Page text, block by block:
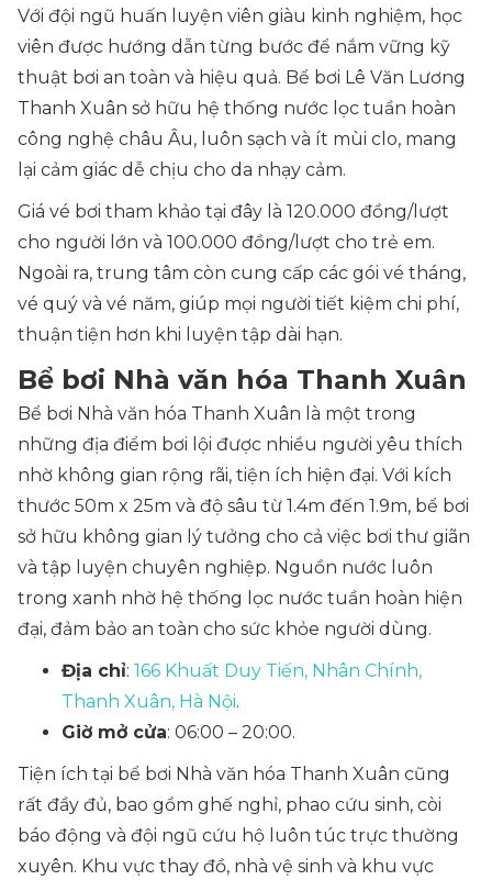
Với đội ngũ huấn luyện viên giàu kinh nghiệm, học
viên được hướng dẫn từng bước để nắm vững kỹ
thuật bơi an toàn và hiệu quả. Bể bơi Lê Văn Lương
Thanh Xuân sở hữu hệ thống nước lọc tuần hoàn
công nghệ châu Âu, luôn sạch và ít mùi clo, mang
lại cảm giác dễ chịu cho da nhạy cảm.
Giá vé bơi tham khảo tại đây là 120.000 đồng/lượt
cho người lớn và 100.000 đồng/lượt cho trẻ em.
Ngoài ra, trung tâm còn cung cấp các gói vé tháng,
vé quý và vé năm, giúp mọi người tiết kiệm chi phí,
thuận tiện hơn khi luyện tập dài hạn.
Bể bơi Nhà văn hóa Thanh Xuân
Bể bơi Nhà văn hóa Thanh Xuân là một trong
những địa điểm bơi lội được nhiều người yêu thích
nhờ không gian rộng rãi, tiện ích hiện đại. Với kích
thước 50m x 25m và độ sâu từ 1.4m đến 1.9m, bể bơi
sở hữu không gian lý tưởng cho cả việc bơi thư giãn
và tập luyện chuyên nghiệp. Nguồn nước luôn
trong xanh nhờ hệ thống lọc nước tuần hoàn hiện
đại, đảm bảo an toàn cho sức khỏe người dùng.
Địa chỉ: 166 Khuất Duy Tiến, Nhân Chính,
Thanh Xuân, Hà Nội.
Giờ mở cửa: 06:00 – 20:00.
Tiện ích tại bể bơi Nhà văn hóa Thanh Xuân cũng
rất đầy đủ, bao gồm ghế nghỉ, phao cứu sinh, còi
báo động và đội ngũ cứu hộ luôn túc trực thường
xuyên. Khu vực thay đồ, nhà vệ sinh và khu vực